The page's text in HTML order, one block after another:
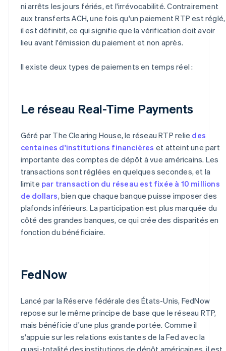
ni arrêts les jours fériés, et l'irrévocabilité. Contrairement
aux transferts ACH, une fois qu'un paiement RTP est réglé,
il est définitif, ce qui signifie que la vérification doit avoir
lieu avant l'émission du paiement et non après.
Il existe deux types de paiements en temps réel :
Le réseau Real-Time Payments
Géré par The Clearing House, le réseau RTP relie des
centaines d'institutions financières et atteint une part
importante des comptes de dépôt à vue américains. Les
transactions sont réglées en quelques secondes, et la
limite par transaction du réseau est fixée à 10 millions
de dollars, bien que chaque banque puisse imposer des
plafonds inférieurs. La participation est plus marquée du
côté des grandes banques, ce qui crée des disparités en
fonction du bénéficiaire.
FedNow
Lancé par la Réserve fédérale des États-Unis, FedNow
repose sur le même principe de base que le réseau RTP,
mais bénéficie d'une plus grande portée. Comme il
s'appuie sur les relations existantes de la Fed avec la
quasi-totalité des institutions de dépôt américaines, il est